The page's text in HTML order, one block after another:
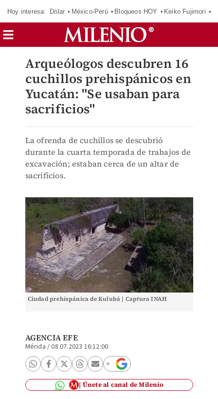
Hoy interesa: Dólar México-Perú Bloqueos HOY Keiko Fujimori
Arqueólogos descubren 16
cuchillos prehispánicos en
Yucatán: "Se usaban para
sacrificios"
La ofrenda de cuchillos se descubrió
durante la cuarta temporada de trabajos de
excavación; estaban cerca de un altar de
sacrificios.
Ciudad prehispánica de Kulubá | Captura INAH
AGENCIA EFE
Mérida /08.07.2023 16:12:00
Únete al canal de Milenio